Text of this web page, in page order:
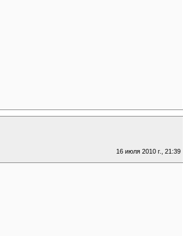
16 июля 2010 г., 21:39